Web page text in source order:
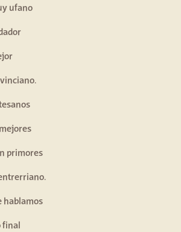
ufano
primores
hablamos
final